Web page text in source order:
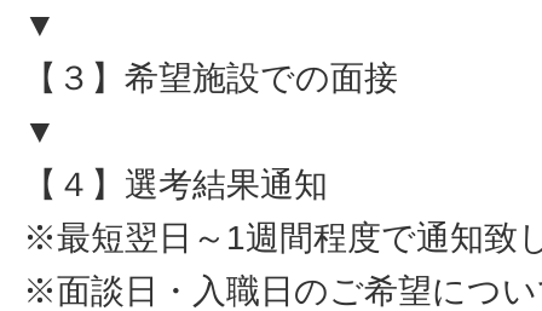
▼
【３】希望施設での面接
▼
【４】選考結果通知
※最短翌日～1週間程度で通知致
※面談日・入職日のご希望につ